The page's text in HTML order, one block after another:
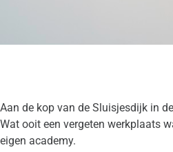
Aan de kop van de Sluisjesdijk in
Wat ooit een vergeten werkplaats
eigen academy.